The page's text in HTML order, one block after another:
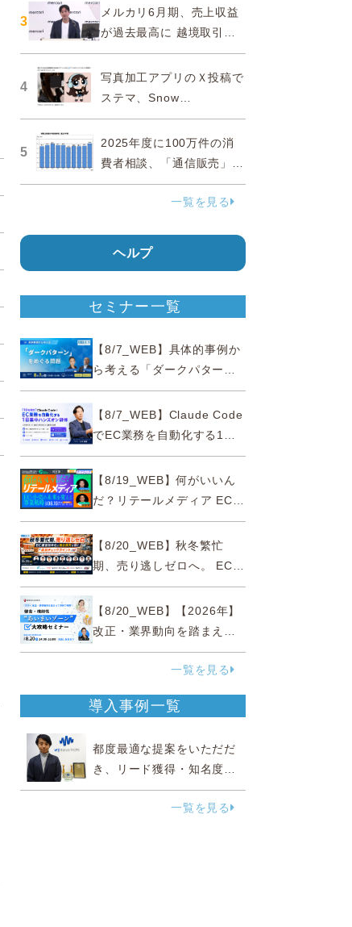
山通運
3
メルカリ6月期、売上収益
が過去最高に 越境取引が
急成長
4
写真加工アプリのＸ投稿で
ステマ、Snow
Corporationと日本法人に
措置命令
5
2025年度に100万件の消
費者相談、「通信販売」が
38.0％占める…国民生活セ
一覧を見る
ヘルプ
セミナー一覧
【8/7_WEB】具体的事例か
ら考える「ダークパター
ン」をめぐる問題【薬事法
広告研究所×通販通信
ECMO】
【8/7_WEB】Claude Code
でEC業務を自動化する1日
集中ハンズオン研修【10名
限定・東京三田】
【8/19_WEB】何がいいん
だ？リテールメディア EC・
小売の未来を変える事業戦
略【8/20_WEB】秋冬繁忙
期、売り逃しゼロへ。 EC運
営効率化と機会損失を防ぐ
『直前チェックポイント』
【8/20_WEB】【2026年】
改正・業界動向を踏まえて
事例で理解 健食・機能
性“あいまいゾーン”大攻略セ
一覧を見る
導入事例一覧
都度最適な提案をいただだ
き、リード獲得・知名度向
上に効果実感
一覧を見る